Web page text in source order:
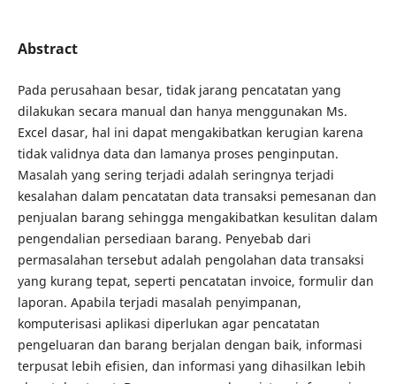
Abstract
Pada perusahaan besar, tidak jarang pencatatan yang
dilakukan secara manual dan hanya menggunakan Ms.
Excel dasar, hal ini dapat mengakibatkan kerugian karena
tidak validnya data dan lamanya proses penginputan.
Masalah yang sering terjadi adalah seringnya terjadi
kesalahan dalam pencatatan data transaksi pemesanan dan
penjualan barang sehingga mengakibatkan kesulitan dalam
pengendalian persediaan barang. Penyebab dari
permasalahan tersebut adalah pengolahan data transaksi
yang kurang tepat, seperti pencatatan invoice, formulir dan
laporan. Apabila terjadi masalah penyimpanan,
komputerisasi aplikasi diperlukan agar pencatatan
pengeluaran dan barang berjalan dengan baik, informasi
terpusat lebih efisien, dan informasi yang dihasilkan lebih